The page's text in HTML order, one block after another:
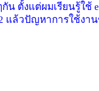
ตั้งแต่ผมเรียนรู้ใช้
แล้วปัญหาการใช้งา